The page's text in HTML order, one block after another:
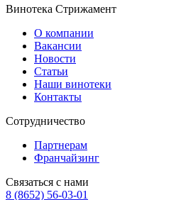
Винотека Стрижамент
О компании
Вакансии
Новости
Статьи
Наши винотеки
Контакты
Сотрудничество
Партнерам
Франчайзинг
Связаться с нами
8 (8652) 56-03-01